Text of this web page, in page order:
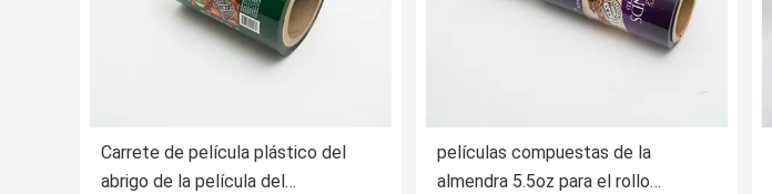
Carrete de película plástico del
abrigo de la película del
películas compuestas de la
almendra 5.5oz para el rollo